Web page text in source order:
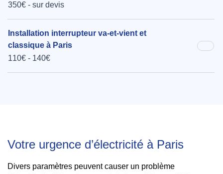
350€ - sur devis
Installation interrupteur va-et-vient et
classique à Paris
110€ - 140€
Votre urgence d’électricité à Paris
Divers paramètres peuvent causer un problème